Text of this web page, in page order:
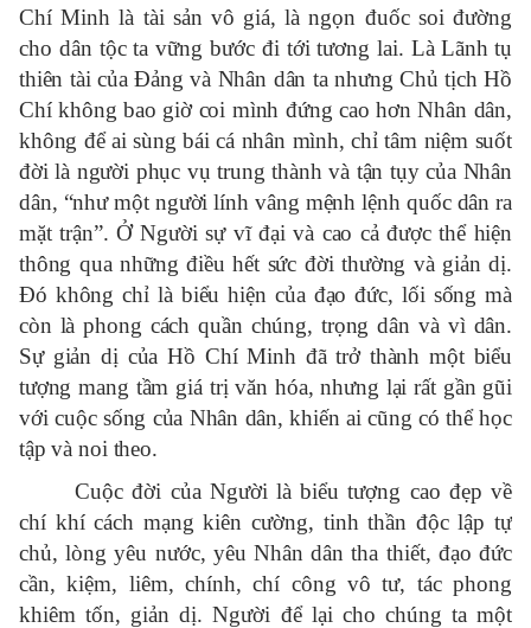
Chí Minh là tài sản vô giá, là ngọn đuốc soi đường
cho dân tộc ta vững bước đi tới tương lai. Là Lãnh tụ
thiên tài của Đảng và Nhân dân ta nhưng Chủ tịch Hồ
Chí không bao giờ coi mình đứng cao hơn Nhân dân,
không để ai sùng bái cá nhân mình, chỉ tâm niệm suốt
đời là người phục vụ trung thành và tận tụy của Nhân
dân, “như một người lính vâng mệnh lệnh quốc dân ra
mặt trận”. Ở Người sự vĩ đại và cao cả được thể hiện
thông qua những điều hết sức đời thường và giản dị.
Đó không chỉ là biểu hiện của đạo đức, lối sống mà
còn là phong cách quần chúng, trọng dân và vì dân.
Sự giản dị của Hồ Chí Minh đã trở thành một biểu
tượng mang tầm giá trị văn hóa, nhưng lại rất gần gũi
với cuộc sống của Nhân dân, khiến ai cũng có thể học
tập và noi theo.
Cuộc đời của Người là biểu tượng cao đẹp về
chí khí cách mạng kiên cường, tinh thần độc lập tự
chủ, lòng yêu nước, yêu Nhân dân tha thiết, đạo đức
cần, kiệm, liêm, chính, chí công vô tư, tác phong
khiêm tốn, giản dị. Người để lại cho chúng ta một